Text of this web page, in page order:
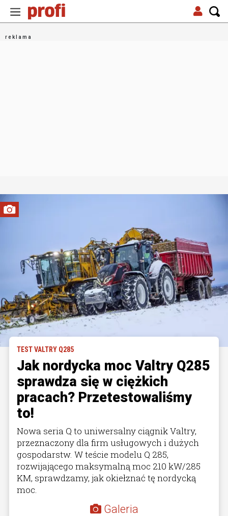
TEST VALTRY Q285
Jak nordycka moc Valtry Q285
sprawdza się w ciężkich
pracach? Przetestowaliśmy
to!
Nowa seria Q to uniwersalny ciągnik Valtry,
przeznaczony dla firm usługowych i dużych
gospodarstw. W teście modelu Q 285,
rozwijającego maksymalną moc 210 kW/285
KM, sprawdzamy, jak okiełznać tę nordycką
moc.
Galeria